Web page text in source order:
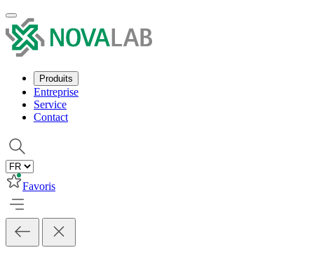
Produits
Entreprise
Service
Contact
Favoris